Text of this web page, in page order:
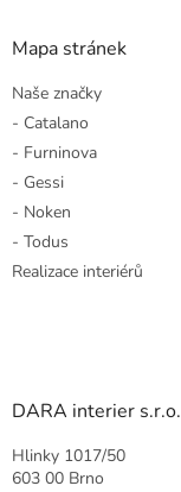
Mapa stránek
Naše značky
- Catalano
- Furninova
- Gessi
- Noken
- Todus
Realizace interiérů
DARA interier s.r.o.
Hlinky 1017/50
603 00 Brno